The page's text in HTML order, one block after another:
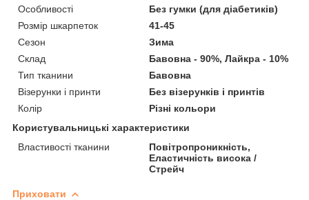
Особливості
Без гумки (для діабетиків)
Розмір шкарпеток
41-45
Сезон
Зима
Склад
Бавовна - 90%, Лайкра - 10%
Тип тканини
Бавовна
Візерунки і принти
Без візерунків і принтів
Колір
Різні кольори
Користувальницькі характеристики
Властивості тканини
Повітропроникність,
Еластичність висока /
Стрейч
Приховати